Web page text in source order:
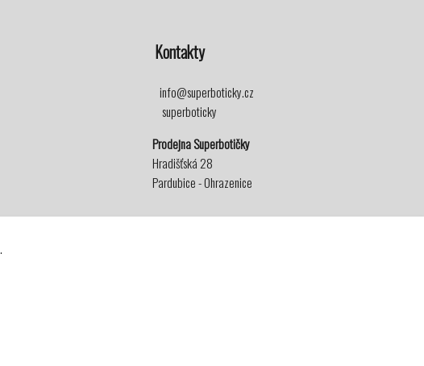
Kontakty
info@superboticky.cz
superboticky
Prodejna Superbotičky
Hradišťská 28
Pardubice - Ohrazenice
.